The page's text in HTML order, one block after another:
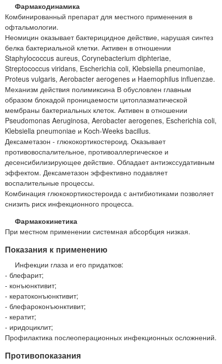
Фармакодинамика
Комбинированный препарат для местного применения в
офтальмологии.
Неомицин оказывает бактерицидное действие, нарушая синтез
белка бактериальной клетки. Активен в отношении
Staphylococcus aureus, Corynebacterium diphteriae,
Streptococcus viridans, Escherichia coli, Klebsiella pneumoniae,
Proteus vulgaris, Aerobacter aerogenes и Haemophilus influenzae.
Механизм действия полимиксина В обусловлен главным
образом блокадой проницаемости цитоплазматической
мембраны бактериальных клеток. Активен в отношении
Pseudomonas Aeruginosa, Aerobacter aerogenes, Escherichia coli,
Klebsiella pneumoniae и Koch-Weeks bacillus.
Дексаметазон - глюкокортикостероид. Оказывает
противовоспалительное, противоаллергическое и
десенсибилизирующее действие. Обладает антиэкссудативным
эффектом. Дексаметазон эффективно подавляет
воспалительные процессы.
Комбинация глюкокортикостероида с антибиотиками позволяет
снизить риск инфекционного процесса.
Фармакокинетика
При местном применении системная абсорбция низкая.
Показания к применению
Инфекции глаза и его придатков:
- блефарит;
- конъюнктивит;
- кератоконъюнктивит;
- блефароконъюнктивит;
- кератит;
- иридоциклит;
Профилактика послеоперационных инфекционных осложнений.
Противопоказания